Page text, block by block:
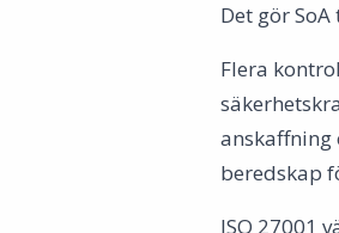
Det gör
Flera
anskaffning
beredskap
ISO 27001